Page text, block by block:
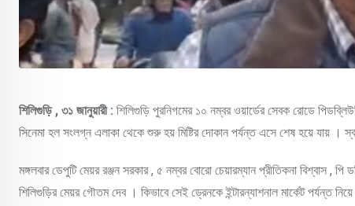
শিলিগুড়ি , ৩১ জানুয়ারী : শিলিগুড়ি পুরনিগমের ১০ নম্বর ওয়ার্ডের সেবক রোডে
সিনেমা হল সংলগ্ন এলাকা থেকে শুরু হয় মিষ্টির দোকান পর্যন্ত এসে শেষ হয়ে যায় ।
মঙ্গলবার ডেপুটি মেয়র রঞ্জন সরকার , ৫ নম্বর বোরো চেয়ারম্যান প্রীতিকনা বিশ্বাস , পি
শিলিগুড়ির মেয়র গৌতম দেব । কিভাবে সেই ড্রেনকে ইন্টারন্যাশনাল মার্কেট পর্যন্ত